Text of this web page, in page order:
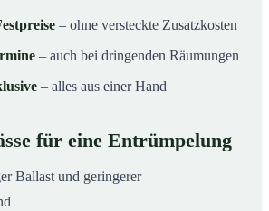
– ohne versteckte Zusatzkosten
– auch bei dringenden Räumungen
– alles aus einer Hand
für eine Entrümpelung
Ballast und geringerer